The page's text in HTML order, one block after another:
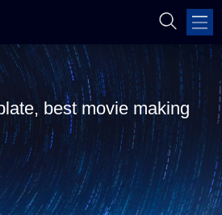
best movie making